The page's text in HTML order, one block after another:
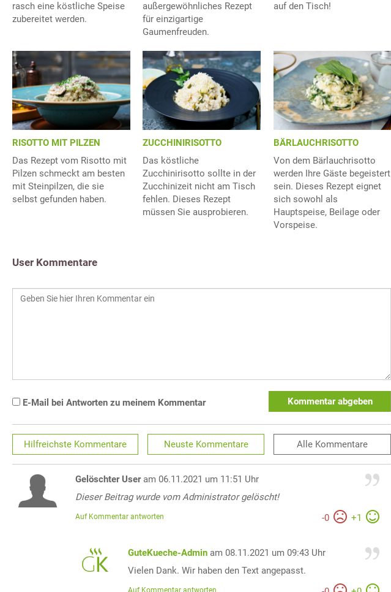
rasch eine köstliche Speise
zubereitet werden.
außergewöhnliches Rezept
für einzigartige
Gaumenfreuden.
auf den Tisch!
RISOTTO MIT PILZEN
Das Rezept vom Risotto mit
Pilzen schmeckt am besten
mit Steinpilzen, die sie
selbst gefunden haben.
ZUCCHINIRISOTTO
Das köstliche
Zucchinirisotto sollte in der
Zucchinizeit nicht am Tisch
fehlen. Dieses Rezept
müssen Sie ausprobieren.
BÄRLAUCHRISOTTO
Von dem Bärlauchrisotto
werden Ihre Gäste begeistert
sein. Dieses Rezept eignet
sich sowohl als
Hauptspeise, Beilage oder
Vorspeise.
User Kommentare
E-Mail bei Antworten zu meinem Kommentar Kommentar abgeben
Hilfreichste Kommentare Neuste Kommentare Alle Kommentare
Gelöschter User am 06.11.2021 um 11:51 Uhr
Dieser Beitrag wurde vom Administrator gelöscht!
-0 +1
Auf Kommentar antworten
GuteKueche-Admin am 08.11.2021 um 09:43 Uhr
Vielen Dank. Wir haben den Text angepasst.
Auf Kommentar antworten